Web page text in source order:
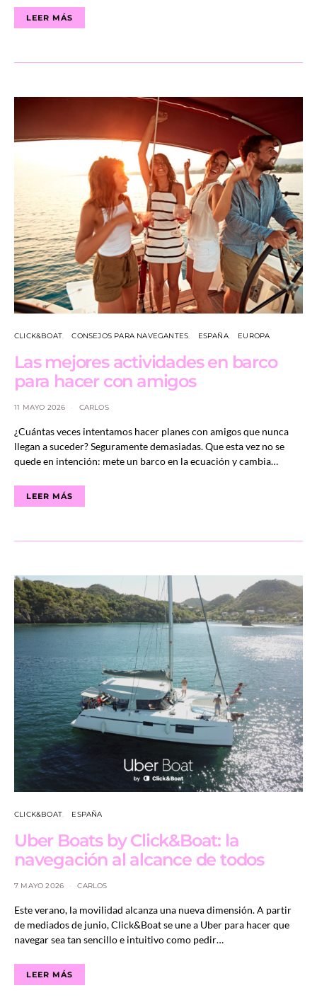
LEER MÁS
CLICK&BOAT CONSEJOS PARA NAVEGANTES ESPAÑA EUROPA
Las mejores actividades en barco
para hacer con amigos
11 MAYO 2026 CARLOS
¿Cuántas veces intentamos hacer planes con amigos que nunca
llegan a suceder? Seguramente demasiadas. Que esta vez no se
quede en intención: mete un barco en la ecuación y cambia…
LEER MÁS
CLICK&BOAT ESPAÑA
Uber Boats by Click&Boat: la
navegación al alcance de todos
7 MAYO 2026 CARLOS
Este verano, la movilidad alcanza una nueva dimensión. A partir
de mediados de junio, Click&Boat se une a Uber para hacer que
navegar sea tan sencillo e intuitivo como pedir…
LEER MÁS